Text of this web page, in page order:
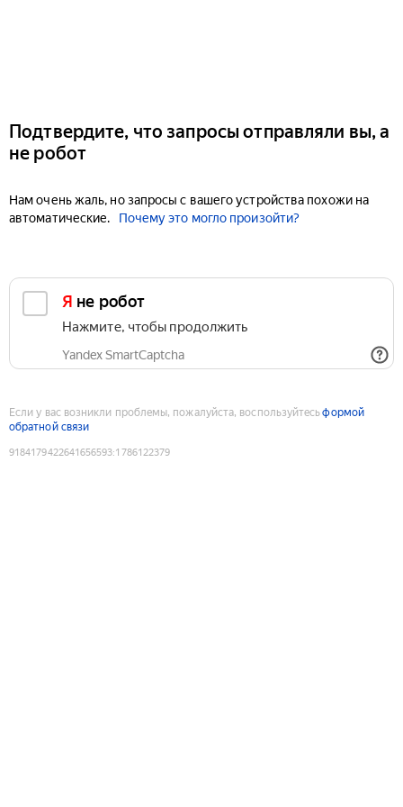
Подтвердите, что запросы отправляли вы, а
не робот
Нам очень жаль, но запросы с вашего устройства похожи на
автоматические.
Почему это могло произойти?
Я не робот
Нажмите, чтобы продолжить
Yandex SmartCaptcha
Если у вас возникли проблемы, пожалуйста, воспользуйтесьформой
обратной связи
9184179422641656593:1786122379